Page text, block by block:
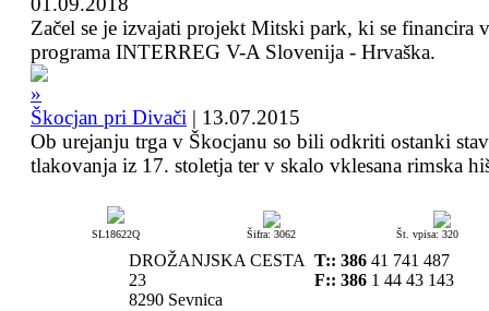
Začel se je izvajati projekt Mitski park, ki se financira
programa INTERREG V-A Slovenija - Hrvaška.
Škocjan pri Divači | 13.07.2015
Ob urejanju trga v Škocjanu so bili odkriti ostanki
tlakovanja iz 17. stoletja ter v skalo vklesana rimska
SL18622Q Šifra: 3062 Št. vpisa: 320
DROŽANJSKA CESTA
23
8290 Sevnica
T:: 386 41 741 487
F:: 386 1 44 43 143